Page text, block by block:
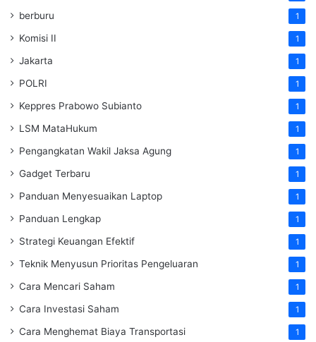
berburu 1
Komisi II 1
Jakarta 1
POLRI 1
Keppres Prabowo Subianto 1
LSM MataHukum 1
Pengangkatan Wakil Jaksa Agung 1
Gadget Terbaru 1
Panduan Menyesuaikan Laptop 1
Panduan Lengkap 1
Strategi Keuangan Efektif 1
Teknik Menyusun Prioritas Pengeluaran 1
Cara Mencari Saham 1
Cara Investasi Saham 1
Cara Menghemat Biaya Transportasi 1